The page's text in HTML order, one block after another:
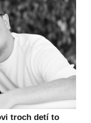
troch detí to